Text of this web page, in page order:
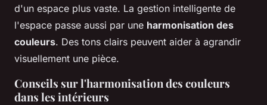
d'un espace plus vaste. La gestion intelligente de
l'espace passe aussi par une harmonisation des
couleurs. Des tons clairs peuvent aider à agrandir
visuellement une pièce.
Conseils sur l'harmonisation des couleurs
dans les intérieurs